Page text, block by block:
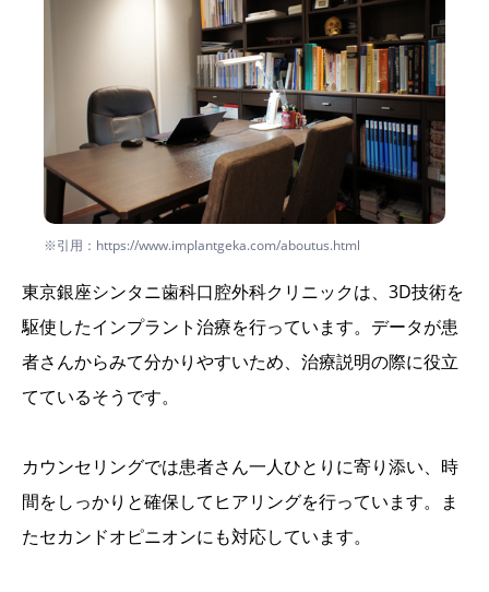
※引用：https://www.implantgeka.com/aboutus.html
東京銀座シンタニ歯科口腔外科クリニックは、3D技術を
駆使したインプラント治療を行っています。データが患
者さんからみて分かりやすいため、治療説明の際に役立
てているそうです。
カウンセリングでは患者さん一人ひとりに寄り添い、時
間をしっかりと確保してヒアリングを行っています。ま
たセカンドオピニオンにも対応しています。